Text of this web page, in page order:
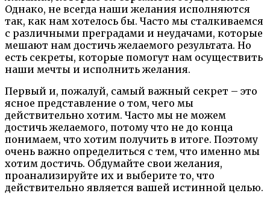
Однако, не всегда наши желания исполняются
так, как нам хотелось бы. Часто мы сталкиваемся
с различными преградами и неудачами, которые
мешают нам достичь желаемого результата. Но
есть секреты, которые помогут нам осуществить
наши мечты и исполнить желания.
Первый и, пожалуй, самый важный секрет – это
ясное представление о том, чего мы
действительно хотим. Часто мы не можем
достичь желаемого, потому что не до конца
понимаем, что хотим получить в итоге. Поэтому
очень важно определиться с тем, что именно мы
хотим достичь. Обдумайте свои желания,
проанализируйте их и выберите то, что
действительно является вашей истинной целью.